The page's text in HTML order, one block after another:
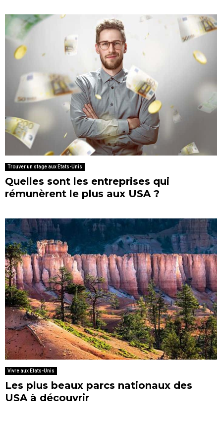
Trouver un stage aux Etats-Unis
Quelles sont les entreprises qui
rémunèrent le plus aux USA ?
Vivre aux Etats-Unis
Les plus beaux parcs nationaux des
USA à découvrir